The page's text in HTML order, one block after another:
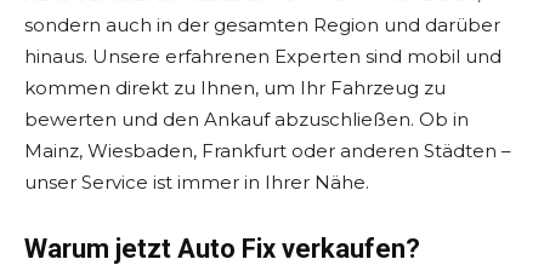
sondern auch in der gesamten Region und darüber
hinaus. Unsere erfahrenen Experten sind mobil und
kommen direkt zu Ihnen, um Ihr Fahrzeug zu
bewerten und den Ankauf abzuschließen. Ob in
Mainz, Wiesbaden, Frankfurt oder anderen Städten –
unser Service ist immer in Ihrer Nähe.
Warum jetzt Auto Fix verkaufen?